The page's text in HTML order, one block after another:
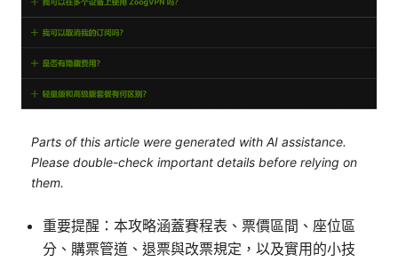
Parts of this article were generated with AI assistance.
Please double-check important details before relying on
them.
重要提醒：本攻略涵蓋賽程表、票價區間、座位區
分、購票管道、退票與改票規定，以及實用的小技